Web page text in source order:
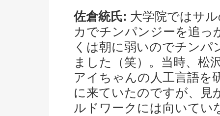
佐倉統氏: 大学院ではサ
カでチンパンジーを追っ
くは朝に弱いのでチン
ました（笑）。当時、松
アイちゃんの人工言語を
に来ていたのですが、見
ルドワークには向いてい